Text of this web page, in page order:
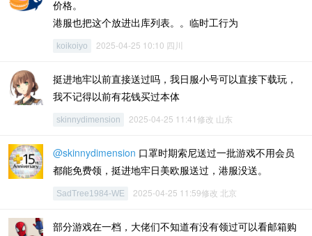
价格。
港服也把这个放进出库列表。。临时工行为
koikoiyo 2025-04-25 10:10 四川
挺进地牢以前直接送过吗，我日服小号可以直接下载玩，
我不记得以前有花钱买过本体
skinnydimension 2025-04-25 11:41修改 山东
@skinnydimension 口罩时期索尼送过一批游戏不用会员
都能免费领，挺进地牢日美欧服送过，港服没送。
SadTree1984-WE 2025-04-25 11:59修改 北京
部分游戏在一档，大佬们不知道有没有领过可以看邮箱购